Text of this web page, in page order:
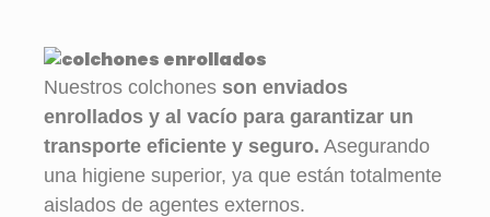
Nuestros colchones son enviados
enrollados y al vacío para garantizar un
transporte eficiente y seguro. Asegurando
una higiene superior, ya que están totalmente
aislados de agentes externos.